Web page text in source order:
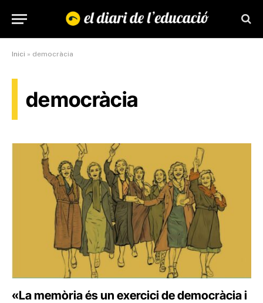
Inici » democràcia
democràcia
«La memòria és un exercici de democràcia i